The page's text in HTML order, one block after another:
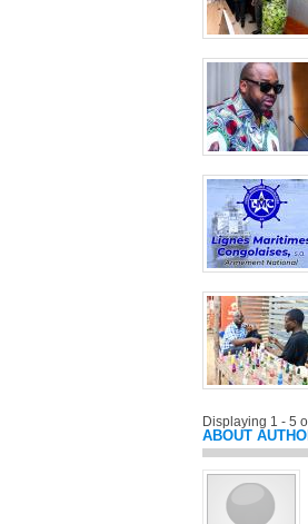
Displaying 1 - 5
ABOUT